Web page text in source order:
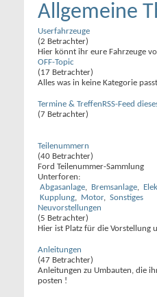
Allgemeine
Userfahrzeuge
(2 Betrachter)
Hier könnt ihr eure Fahrzeuge
OFF-Topic
(17 Betrachter)
Alles was in keine Kategorie
Termine & Treffen
(7 Betrachter)
RSS-Feed
Teilenummern
(40 Betrachter)
Ford Teilenummer-Sammlung
Unterforen:
Abgasanlage, Bremsanlage,
Kupplung, Motor, Sonstiges
Neuvorstellungen
(5 Betrachter)
Hier ist Platz für die Vorstellung
Anleitungen
(47 Betrachter)
Anleitungen zu Umbauten, die
posten !